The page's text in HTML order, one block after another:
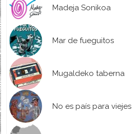
Madeja Sonikoa
Mar de fueguitos
Mugaldeko taberna
No es país para viejes